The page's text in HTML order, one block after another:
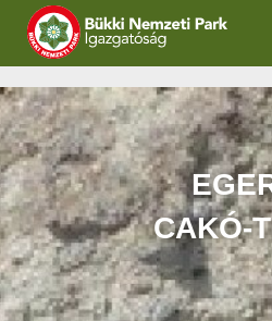
IGAZGATÓSÁG
TERMÉSZETVÉDELEM
VÍZVÉDELEM
ÖKOTURIZMUS
OKTATÁS
CAKÓ-